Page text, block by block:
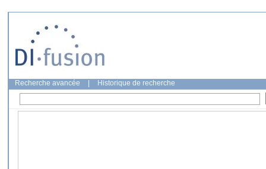
Recherche avancée Historique de recherche